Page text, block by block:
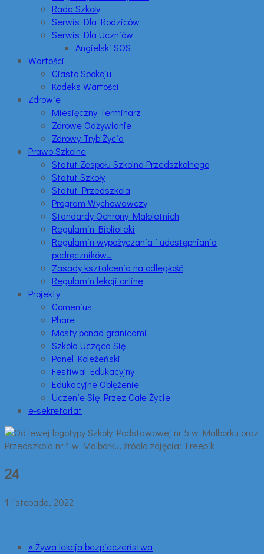
Rada Szkoły
Serwis Dla Rodziców
Serwis Dla Uczniów
Angielski SOS
Wartości
Ciasto Spokoju
Kodeks Wartości
Zdrowie
Miesięczny Terminarz
Zdrowe Odżywianie
Zdrowy Tryb Życia
Prawo Szkolne
Statut Zespołu Szkolno-Przedszkolnego
Statut Szkoły
Statut Przedszkola
Program Wychowawczy
Standardy Ochrony Małoletnich
Regulamin Biblioteki
Regulamin wypożyczania i udostępniania
podręczników…
Zasady kształcenia na odległość
Regulamin lekcji online
Projekty
Comenius
Phare
Mosty ponad granicami
Szkoła Ucząca Się
Panel Koleżeński
Festiwal Edukacyjny
Edukacyjne Oblężenie
Uczenie Się Przez Całe Życie
e-sekretariat
24
1 listopada, 2022
« Żywa lekcja bezpieczeństwa